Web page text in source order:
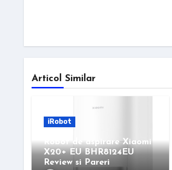
Articol Similar
iRobot
Robot de aspirare Xiaomi
X20+ EU BHR8124EU
Review si Pareri